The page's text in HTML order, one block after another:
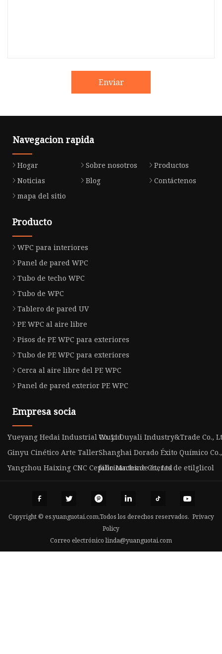
Enviar
Navegacion rapida
Hogar Sobre nosotros
Productos
Noticias
Blog
Contáctenos
mapa del sitio
Producto
WPC para interiores
Panel de pared WPC
Tubo de techo WPC
Tubo de WPC
Tablero de pared UV
PE WPC al aire libre
Pisos de PE WPC para exteriores
Tubo de PE WPC para exteriores
Cerca al aire libre del PE WPC
Panel de pared exterior PE WPC
Empresa socia
Yueyang Hedai Industrial Co. LtdWuyi Ouyali Industry&Trade Co.,
Ginyu Cinético Arte TallerShanghai Dorado Éxito Químico
Yangzhou Haixing CNC Cepillo Machine Co., Ltd
fabricantes de éteres de etilglicol
Copyright © es.yuanguotai.com,Todos los derechos reservados. Privacy
Policy
Correo electrónicolinda@yuanguotai.com